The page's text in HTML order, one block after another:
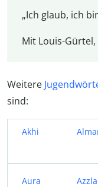
„Ich glaub, ich
Mit Louis-Gürtel,
Weitere
sind:
Akhi
Aura